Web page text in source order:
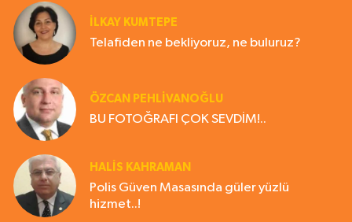
İLKAY KUMTEPE
Telafiden ne bekliyoruz, ne buluruz?
ÖZCAN PEHLİVANOĞLU
BU FOTOĞRAFI ÇOK SEVDİM!..
HALIS KAHRAMAN
Polis Güven Masasında güler yüzlü
hizmet..!